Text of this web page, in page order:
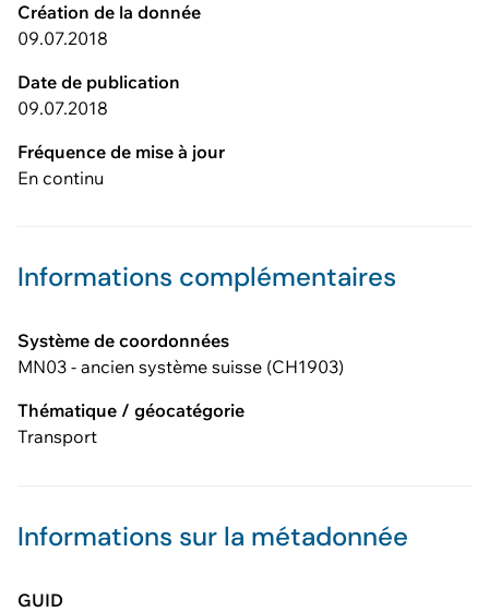
Création de la donnée
09.07.2018
Date de publication
09.07.2018
Fréquence de mise à jour
En continu
Informations complémentaires
Système de coordonnées
MN03 - ancien système suisse (CH1903)
Thématique / géocatégorie
Transport
Informations sur la métadonnée
GUID